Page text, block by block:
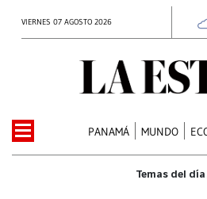
VIERNES 07 AGOSTO 2026
PANAMÁ MUNDO